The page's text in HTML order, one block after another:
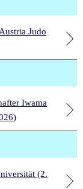
Judo
Iwama
(2.